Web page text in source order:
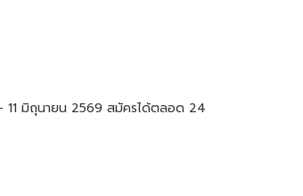
11 มิถุนายน 2569 สมัครได้ตลอด 24